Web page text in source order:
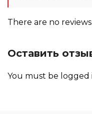
There are no
Оставить
You must be logged